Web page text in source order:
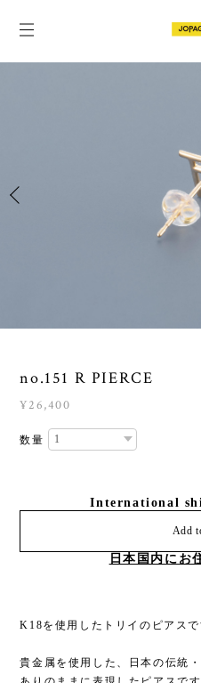
no.151 R PIERCE
¥26,400
数量
International
Add
日本国内にお
K18を使用したトリイのピアスで
貴金属を使用した、日本の伝統